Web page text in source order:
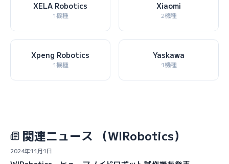
XELA Robotics
1機種
Xiaomi
2機種
Xpeng Robotics
1機種
Yaskawa
1機種
関連ニュース （WIRobotics）
2024年11月1日